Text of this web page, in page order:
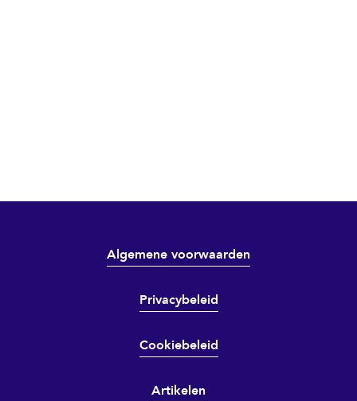
Algemene voorwaarden
Privacybeleid
Cookiebeleid
Artikelen